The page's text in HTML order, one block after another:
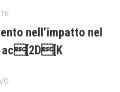
nell’impatto nel
ac[2D[K